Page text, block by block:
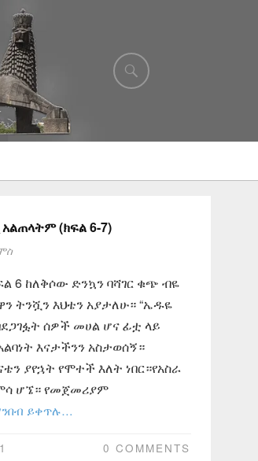
(ክፍል 6-7)
6 ከለቅሶው ድንኳን ባሻገር ቁጭ ብዬ
ትንሿን እህቴን አያታለሁ። “ኤዱዬ
ሰዎች መሀል ሆና ፊቷ ላይ
እናታችንን አስታወሰኝ።
ያየኋት የሞተች እለት ነበር።የአስራ
ሆኜ። የመጀመሪያም
ይቀጥሉ…
0 COMMENTS